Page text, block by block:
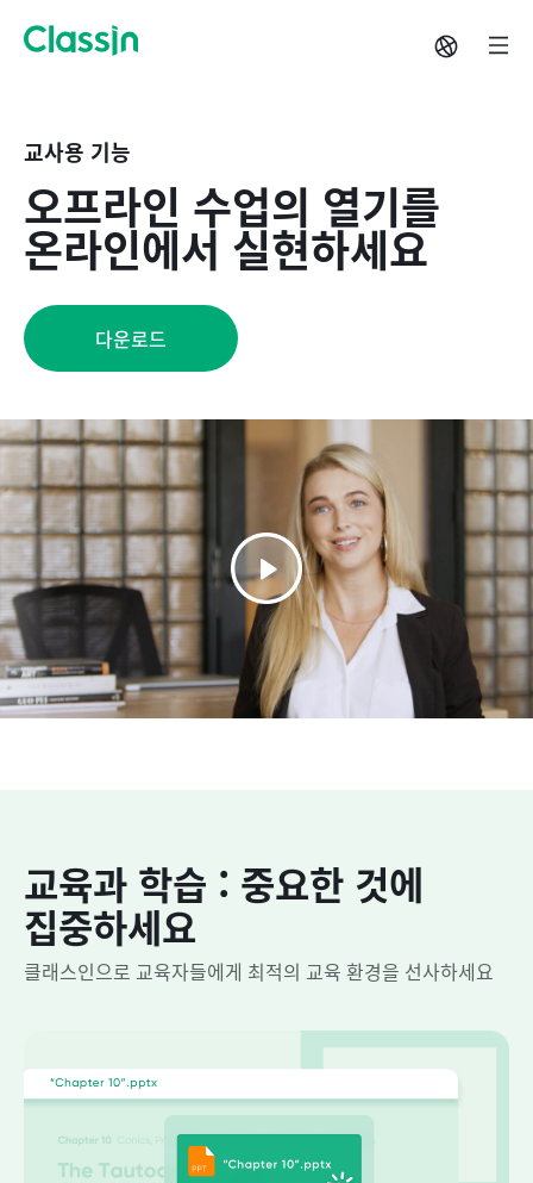
교사용 기능
오프라인 수업의 열기를
온라인에서 실현하세요
다운로드
교육과 학습 : 중요한 것에
집중하세요
클래스인으로 교육자들에게 최적의 교육 환경을 선사하세요